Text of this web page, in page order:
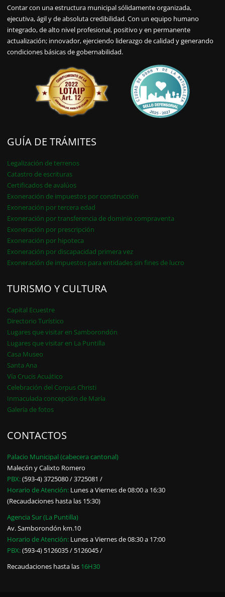
Contar con una estructura municipal sólidamente organizada,
ejecutiva, ágil y de absoluta credibilidad. Con un equipo humano
integrado, de alto nivel profesional, positivo y en permanente
actualización; innovador, ejerciendo liderazgo de calidad y generando
condiciones básicas de gobernabilidad.
GUÍA DE TRÁMITES
Legalización de terrenos
Catastro de escrituras
Certificados de avalúos
Exoneración de impuestos por construcción
Exoneración por tercera edad
Exoneración por transferencia de dominio compraventa
Exoneración por prescripción
Exoneración por hipoteca
Exoneración por discapacidad primera vez
Exoneración de impuestos para entidades sin fines de lucro
TURISMO Y CULTURA
Capital Ecuestre
Directorio Turístico
Lugares que visitar en Samborondón
Lugares que visitar en La Puntilla
Casa Museo
Santa Ana
Vía Crucis Acuático
Celebración del Corpus Christi
Inmaculada concepción de María
Galería de fotos
CONTACTOS
Palacio Municipal (cabecera cantonal)
Malecón y Calixto Romero
PBX:(593-4) 3725080 / 3725081 /
Horario de Atención: Lunes a Viernes de 08:00 a 16:30
(Recaudaciones hasta las 15:30)
Agencia Sur (La Puntilla)
Av. Samborondón km.10
Horario de Atención: Lunes a Viernes de 08:30 a 17:00
PBX:(593-4) 5126035 / 5126045 /
Recaudaciones hasta las 16H30